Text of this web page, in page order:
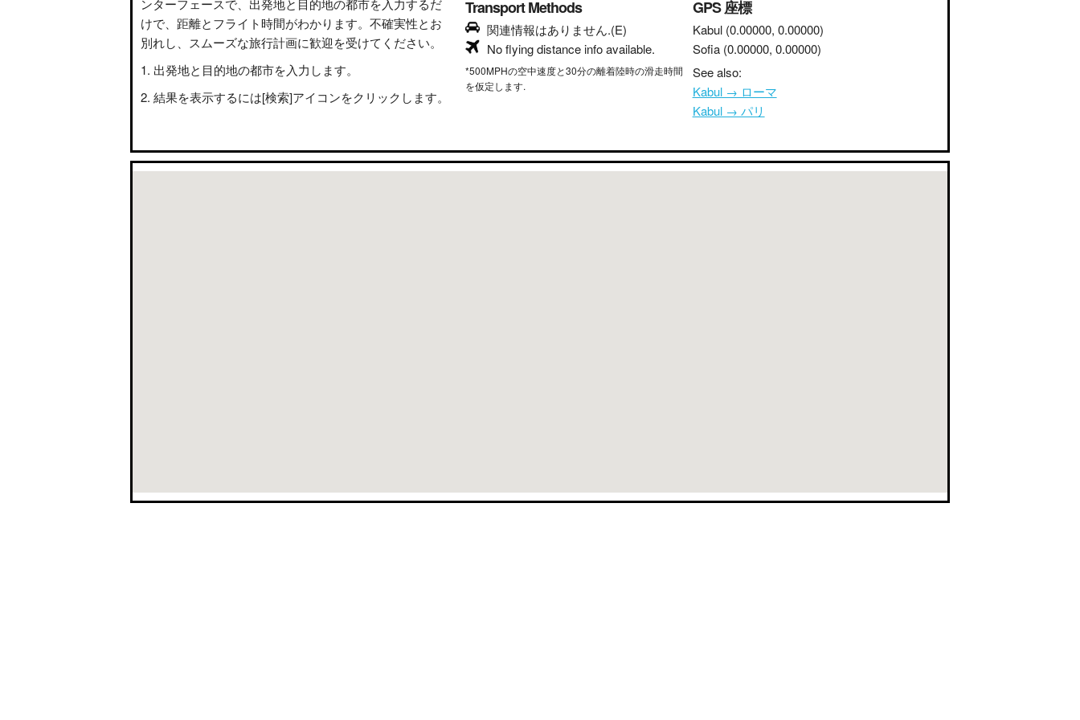
ンターフェースで、出発地と目的地の都市を入力するだ
けで、距離とフライト時間がわかります。不確実性とお
別れし、スムーズな旅行計画に歓迎を受けてください。
出発地と目的地の都市を入力します。
結果を表示するには[検索]アイコンをクリックします。
Transport Methods
関連情報はありません.(E)
No flying distance info available.
*500MPHの空中速度と30分の離着陸時の滑走時間
を仮定します.
GPS 座標
Kabul (0.00000, 0.00000)
Sofia (0.00000, 0.00000)
See also:
Kabul → ローマ
Kabul → パリ